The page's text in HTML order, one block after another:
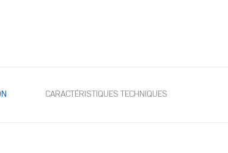
CARACTÉRISTIQUES TECHNIQUES